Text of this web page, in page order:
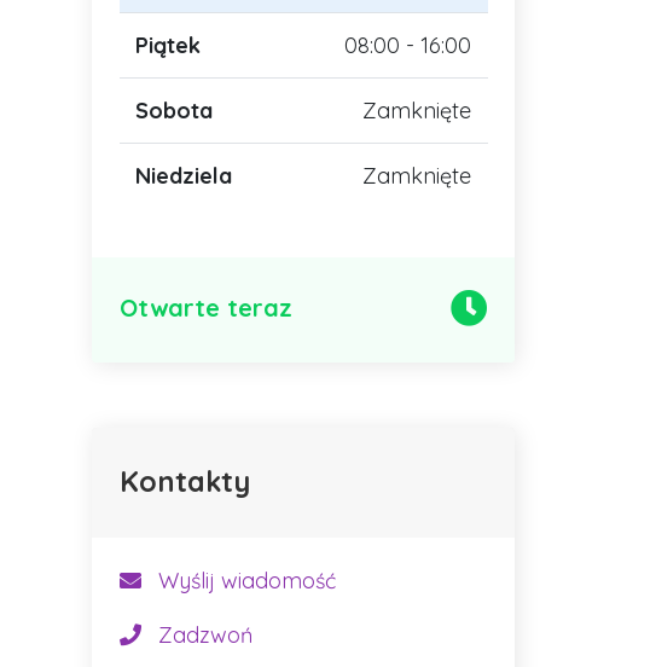
Piątek 08:00 - 16:00
Sobota Zamknięte
Niedziela Zamknięte
Otwarte teraz
Kontakty
Wyślij wiadomość
Zadzwoń